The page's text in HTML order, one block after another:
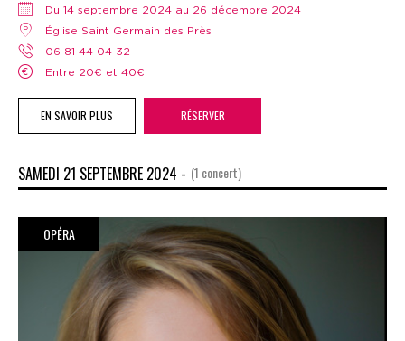
Du 14 septembre 2024 au 26 décembre 2024
Église Saint Germain des Près
06 81 44 04 32
Entre 20€ et 40€
EN SAVOIR PLUS RÉSERVER
SAMEDI 21 SEPTEMBRE 2024 - (1 concert)
OPÉRA